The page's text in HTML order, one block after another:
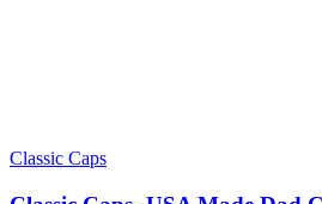
Classic Caps